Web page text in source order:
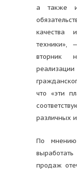
а также
качества
техники»,
вторник
что «эти
различных
По мнению
продаж